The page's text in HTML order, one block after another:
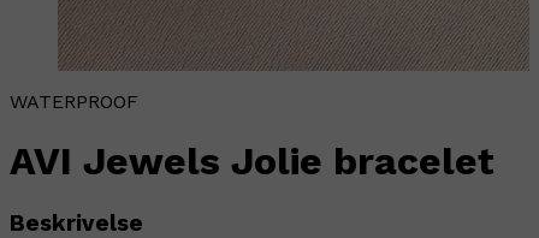
WATERPROOF
AVI Jewels Jolie bracelet
Beskrivelse